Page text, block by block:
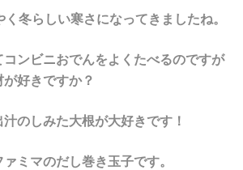
冬らしい寒さになってきましたね。
コンビニおでんをよくたべるのですが
好きですか？
のしみた大根が大好きです！
ミマのだし巻き玉子です。